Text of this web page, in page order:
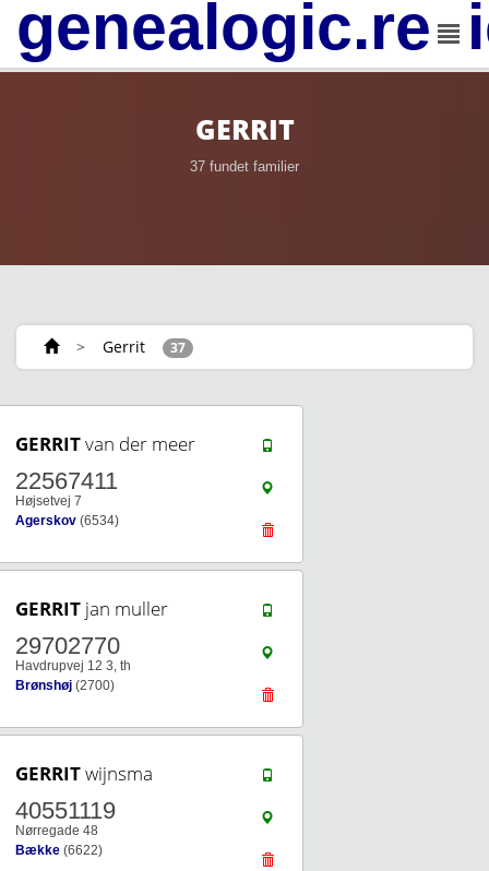
GERRIT
37 fundet familier
> Gerrit 37
GERRITvan der meer
22567411
Højsetvej 7
Agerskov (6534)
GERRIT jan muller
29702770
Havdrupvej 12 3, th
Brønshøj (2700)
GERRITwijnsma
40551119
Nørregade 48
Bække (6622)